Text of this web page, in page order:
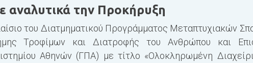
αναλυτικά την Προκήρυξη
του Διατμηματικού Προγράμματος Μεταπτυχιακών
Τροφίμων και Διατροφής του Ανθρώπου και
Αθηνών (ΓΠΑ) με τίτλο «Ολοκληρωμένη